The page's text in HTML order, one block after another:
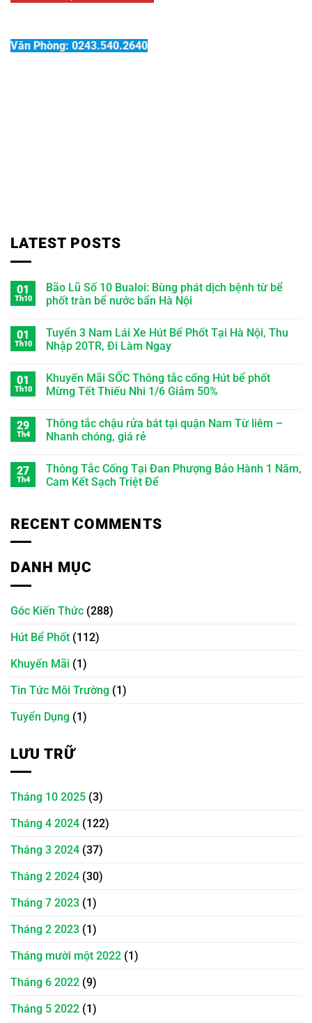
Văn Phòng: 0243.540.2640
LATEST POSTS
01
Th10
Bão Lũ Số 10 Bualoi: Bùng phát dịch bệnh từ bể
phốt tràn bể nước bẩn Hà Nội
01
Th10
Tuyển 3 Nam Lái Xe Hút Bể Phốt Tại Hà Nội, Thu
Nhập 20TR, Đi Làm Ngay
01
Th10
Khuyến Mãi SỐC Thông tắc cống Hút bể phốt
Mừng Tết Thiếu Nhi 1/6 Giảm 50%
29
Th4
Thông tắc chậu rửa bát tại quận Nam Từ liêm –
Nhanh chóng, giá rẻ
27
Th4
Thông Tắc Cống Tại Đan Phượng Bảo Hành 1 Năm,
Cam Kết Sạch Triệt Để
RECENT COMMENTS
DANH MỤC
Góc Kiến Thức (288)
Hút Bể Phốt (112)
Khuyến Mãi (1)
Tin Tức Môi Trường (1)
Tuyển Dụng (1)
LƯU TRỮ
Tháng 10 2025 (3)
Tháng 4 2024 (122)
Tháng 3 2024 (37)
Tháng 2 2024 (30)
Tháng 7 2023 (1)
Tháng 2 2023 (1)
Tháng mười một 2022 (1)
Tháng 6 2022 (9)
Tháng 5 2022 (1)